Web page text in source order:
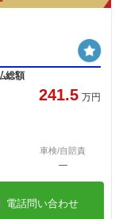
総額
241.5 万円
車検/自賠責
―
電話問い合わせ